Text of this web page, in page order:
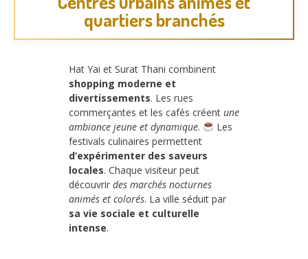
quartiers branchés
Hat Yai et Surat Thani combinent
shopping moderne et
divertissements. Les rues
commerçantes et les cafés créent une
ambiance jeune et dynamique.
Les
festivals culinaires permettent
d’expérimenter des saveurs
locales. Chaque visiteur peut
découvrir des marchés nocturnes
animés et colorés. La ville séduit par
sa vie sociale et culturelle
intense.